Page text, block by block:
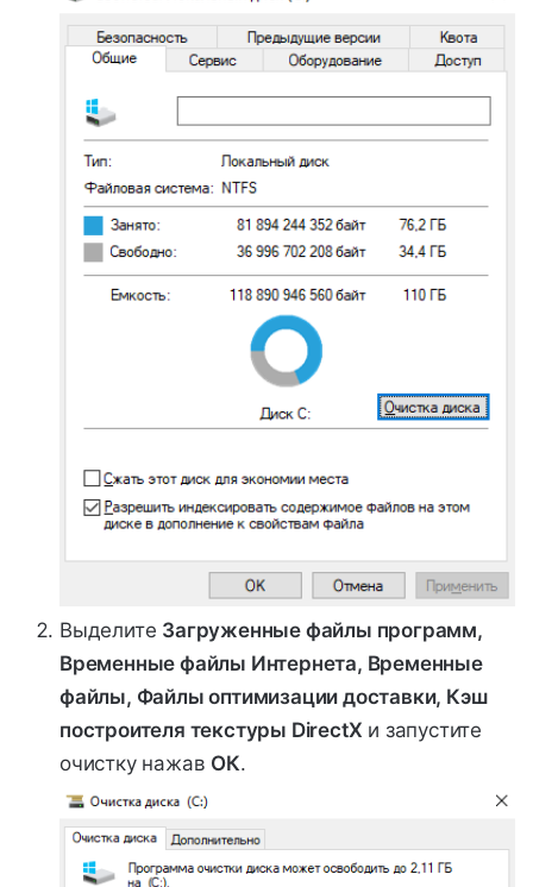
Выделите Загруженные файлы программ,
Временные файлы Интернета, Временные
файлы, Файлы оптимизации доставки, Кэш
построителя текстуры DirectX и запустите
очистку нажав ОК.